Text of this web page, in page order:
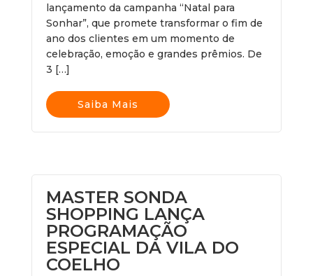
lançamento da campanha “Natal para
Sonhar”, que promete transformar o fim de
ano dos clientes em um momento de
celebração, emoção e grandes prêmios. De
3 […]
Saiba Mais
MASTER SONDA
SHOPPING LANÇA
PROGRAMAÇÃO
ESPECIAL DA VILA DO
COELHO